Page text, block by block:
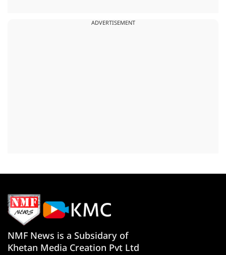
ADVERTISEMENT
NMF News is a Subsidary of
Khetan Media Creation Pvt Ltd